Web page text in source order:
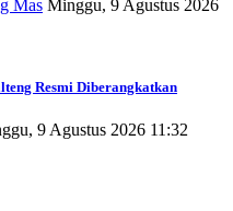
Mas Minggu, 9 Agustus 2026
Resmi Diberangkatkan
9 Agustus 2026 11:32